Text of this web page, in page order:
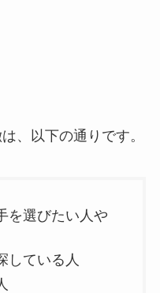
、以下の通りです。
を選びたい人や
している人